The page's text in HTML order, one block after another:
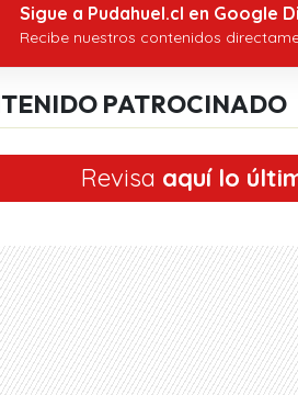
Sigue a Pudahuel.cl en Google
Recibe nuestros contenidos
PATROCINADO
Revisa aquí lo